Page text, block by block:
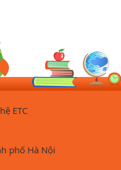
ETC
phố Hà Nội